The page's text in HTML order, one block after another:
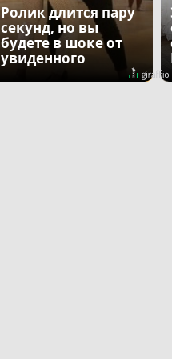
Ролик длится пару
секунд, но вы
будете в шоке от
увиденного